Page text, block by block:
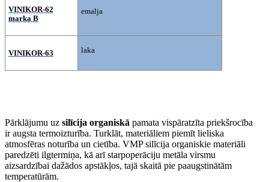
VINIKOR-62
marka B
emalja
VINIKOR-63 laka
Pārklājumu uz silīcija organiskā pamata vispāratzīta priekšrocība
ir augsta termoizturība. Turklāt, materiāliem piemīt lieliska
atmosfēras noturība un cietība. VMP silīcija organiskie materiāli
paredzēti ilgtermiņa, kā arī starpoperāciju metāla virsmu
aizsardzībai dažādos apstākļos, tajā skaitā pie paaugstinātām
temperatūrām.